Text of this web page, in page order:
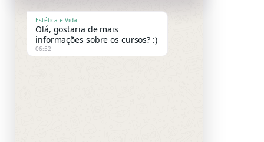
Estética e Vida
Olá, gostaria de mais
informações sobre os cursos? :)
06:52